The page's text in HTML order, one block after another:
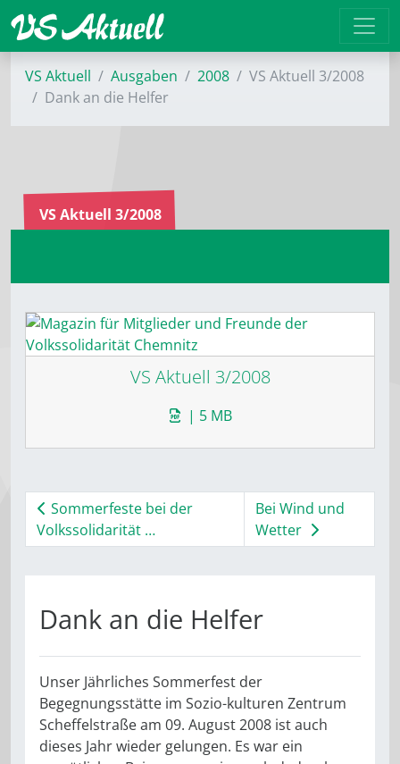
VS Aktuell Ausgaben 2008
VS Aktuell 3/2008
Dank an die Helfer
VS Aktuell 3/2008
VS Aktuell 3/2008
| 5 MB
Sommerfeste bei der
Volkssolidarität …
Bei Wind und
Wetter
Dank an die Helfer
Unser Jährliches Sommerfest der
Begegnungsstätte im Sozio-kulturen Zentrum
Scheffelstraße am 09. August 2008 ist auch
dieses Jahr wieder gelungen. Es war ein